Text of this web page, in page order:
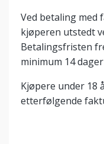
Ved betaling
kjøperen utstedt
Betalingsfristen
minimum 14
Kjøpere under 18
etterfølgende